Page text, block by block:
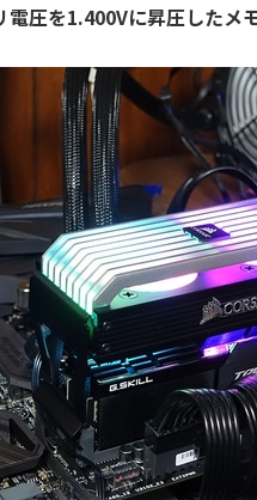
電圧を1.400Vに昇圧したメ